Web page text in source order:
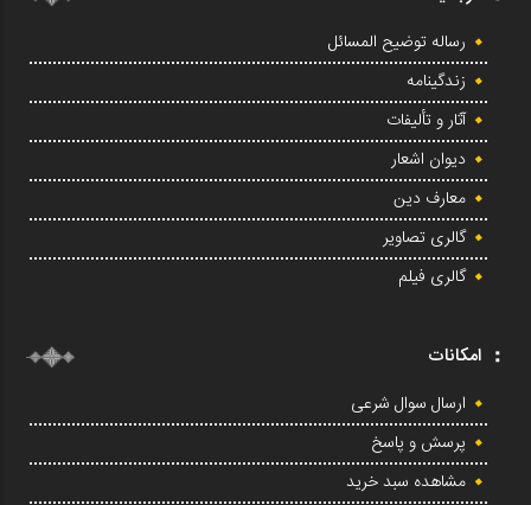
رساله توضیح المسائل
زندگینامه
آثار و تألیفات
دیوان اشعار
معارف دین
گالری تصاویر
گالری فیلم
امکانات
ارسال سوال شرعی
پرسش و پاسخ
مشاهده سبد خرید